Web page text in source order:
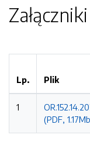
Lp. Plik
1
(PDF,